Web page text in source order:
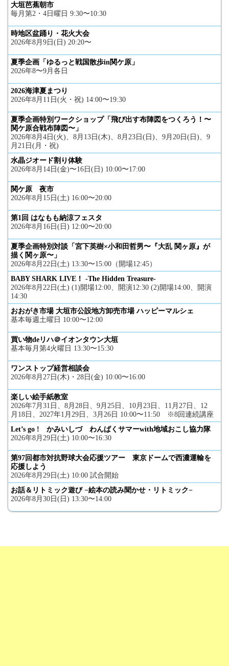
大垣芭蕉朝市
毎月第2・4日曜日 9:30〜10:30
時地区盆踊り・花火大会
2026年8月9日(日) 20:20〜
夏季企画「ゆるっと戦国散歩in関ケ原」
2026年8〜9月各日
2026海津夏まつり
2026年8月11日(火・祝) 14:00〜19:30
夏季企画特別ワークショップ「飛び出す布陣図をつくろう！〜
関ケ原合戦布陣図〜」
2026年8月4日(火)、8月13日(木)、8月23日(日)、9月20日(日)、9
月21日(月・祝)
水晶ジオード割り体験
2026年8月14日(金)〜16日(日) 10:00〜17:00
関ケ原 夜市
2026年8月15日(土) 16:00〜20:00
第1回 はなもも納涼フェスタ
2026年8月16日(日) 12:00〜20:00
夏季企画特別対談「宮下英樹×小和田哲男〜『大乱 関ヶ原』が
描く関ヶ原〜」
2026年8月22日(土) 13:30〜15:00（開場12:45）
BABY SHARK LIVE！ -The Hidden Treasure-
2026年8月22日(土) (1)開場12:00、開演12:30 (2)開場14:00、開演
14:30
おおがき市場 大垣市公設地方卸売市場 ハッピーマルシェ
基本毎週土曜日 10:00〜12:00
買い物deリハ＠イオンタウン大垣
基本毎月第4火曜日 13:30〜15:30
ワンストップ経営相談会
2026年8月27日(木)・28日(金) 10:00〜16:00
楽しい絵手紙教室
2026年7月31日、8月28日、9月25日、10月23日、11月27日、12
月18日、2027年1月29日、3月26日 10:00〜11:50 ※8回連続講座
Let’s go ! かみいしづ わんぱくサマーwith地域おこし協力隊
2026年8月29日(土) 10:00〜16:30
第97回都市対抗野球大会応援ツアー 東京ドームで西濃運輸を
応援しよう
2026年8月29日(土) 10:00 試合開始
お話＆リトミック遊び −絵本の読み聞かせ・リトミック−
2026年8月30日(日) 13:30〜14:00